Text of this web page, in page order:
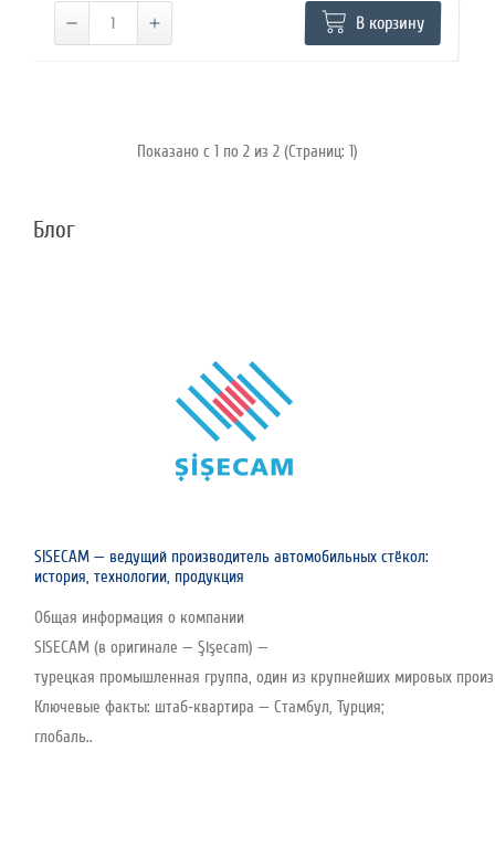
В корзину
Показано с 1 по 2 из 2 (Страниц: 1)
Блог
SISECAM — ведущий производитель автомобильных стёкол:
история, технологии, продукция
Общая информация о компании
SISECAM (в оригинале — Şişecam) —
турецкая промышленная группа, один из крупнейших мировых
Ключевые факты: штаб‑квартира — Стамбул, Турция;
глобаль..